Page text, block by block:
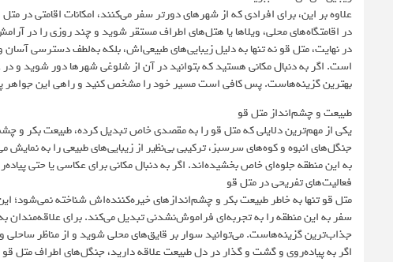
علاوه بر این، برای افرادی که از شهرهای دورتر سفر می‌کنند، امکانات اقامتی
در اقامتگاه‌های محلی، ویلاها یا هتل‌های اطراف مستقر شوید و چند روزی را در
در نهایت، متل قو نه تنها به‌ دلیل زیبایی‌های طبیعی‌اش، بلکه به‌لطف دسترسی
است. اگر به دنبال مکانی هستید که بتوانید در آن از شلوغی شهرها دور شوید
بهترین گزینه‌هاست. پس کافی است مسیر خود را مشخص کنید و راهی این جواهر
طبیعت و چشم‌انداز متل قو
یکی از مهم‌ترین دلایلی که متل قو را به مقصدی خاص تبدیل کرده، طبیعت بکر و
جنگل‌های انبوه و کوه‌های سرسبز، ترکیبی بی‌نظیر از زیبایی‌های طبیعی را به
به این منطقه جلوه‌ای خاص بخشیده‌اند. اگر به دنبال مکانی برای عکاسی یا حتی
فعالیت‌های تفریحی در متل قو
متل قو تنها به خاطر طبیعت بکر و چشم‌اندازهای خیره‌کننده‌اش شناخته نمی‌شود؛
سفر به این منطقه را به تجربه‌ای فراموش‌نشدنی تبدیل می‌کند. برای علاقه‌مندان
جذاب‌ترین گزینه‌هاست. می‌توانید سوار بر قایق‌های محلی شوید و از مناظر ساحلی و
اگر به پیاده‌روی و گشت‌ و گذار در دل طبیعت علاقه دارید، جنگل‌های اطراف متل